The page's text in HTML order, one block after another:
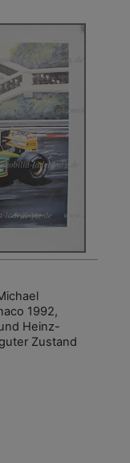
1992,
Heinz-
Zustand